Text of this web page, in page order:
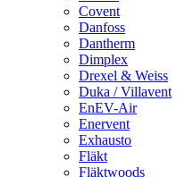
Covent
Danfoss
Dantherm
Dimplex
Drexel & Weiss
Duka / Villavent
EnEV-Air
Enervent
Exhausto
Fläkt
Fläktwoods